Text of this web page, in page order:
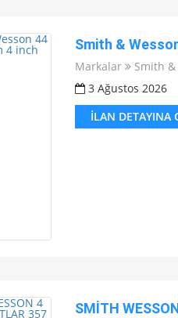
Smith &
Markalar Smith &
3 Ağustos 2026
İLAN DETAYINA
SMİTH